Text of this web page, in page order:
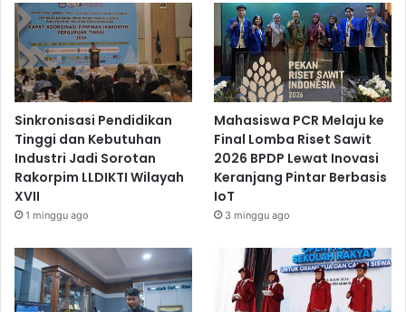
Sinkronisasi Pendidikan
Tinggi dan Kebutuhan
Industri Jadi Sorotan
Rakorpim LLDIKTI Wilayah
XVII
1 minggu ago
Mahasiswa PCR Melaju ke
Final Lomba Riset Sawit
2026 BPDP Lewat Inovasi
Keranjang Pintar Berbasis
IoT
3 minggu ago